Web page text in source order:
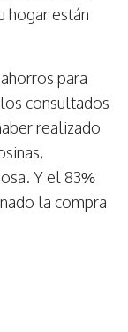
hogar están
para
consultados
realizado
Y el 83%
la compra